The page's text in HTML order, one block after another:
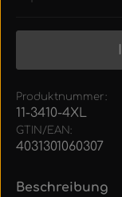
Produktnummer:
11-3410-4XL
GTIN/EAN:
4031301060307
Beschreibung